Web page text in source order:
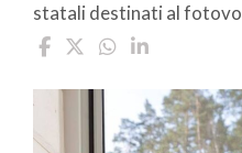
statali destinati al